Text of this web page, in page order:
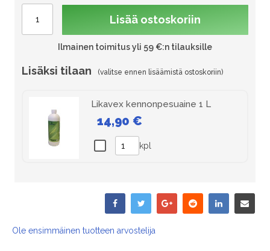
Lisää ostoskoriin
Ilmainen toimitus yli 59 €:n tilauksille
Lisäksi tilaan
Likavex kennonpesuaine 1 L
14,90 €
kpl
Ole ensimmäinen tuotteen arvostelija